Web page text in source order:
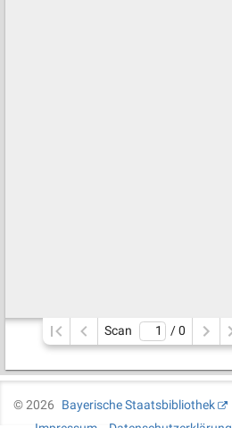
Scan / 0
©2026
Bayerische Staatsbibliothek